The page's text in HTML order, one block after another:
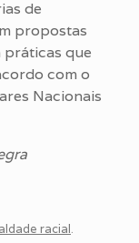
de
propostas
que
com o
Nacionais
racial.